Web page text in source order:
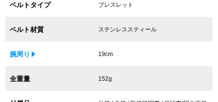
修理依頼をする
修理・メンテンナンスについて
オーバーホールについて
外装仕上げについて
ベルトタイプ ブレスレット
ベルト材質 ステンレススティール
腕周り 19cm
全重量 152g